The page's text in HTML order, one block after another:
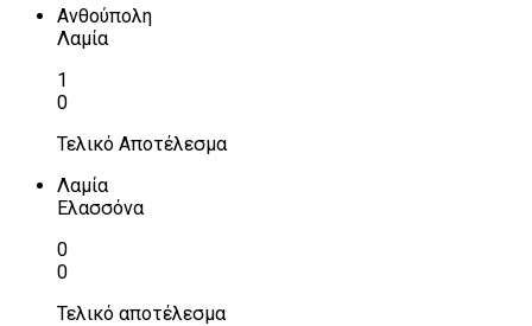
Ανθούπολη
Λαμία
1
0
Τελικό Αποτέλεσμα
Λαμία
Ελασσόνα
0
0
Τελικό αποτέλεσμα